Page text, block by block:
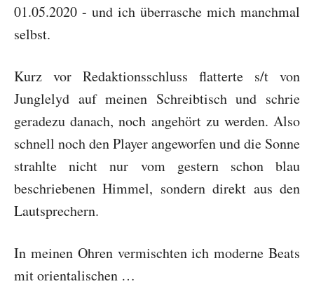
01.05.2020 - und ich überrasche mich manchmal
selbst.
Kurz vor Redaktionsschluss flatterte s/t von
Junglelyd auf meinen Schreibtisch und schrie
geradezu danach, noch angehört zu werden. Also
schnell noch den Player angeworfen und die Sonne
strahlte nicht nur vom gestern schon blau
beschriebenen Himmel, sondern direkt aus den
Lautsprechern.
In meinen Ohren vermischten ich moderne Beats
mit orientalischen …